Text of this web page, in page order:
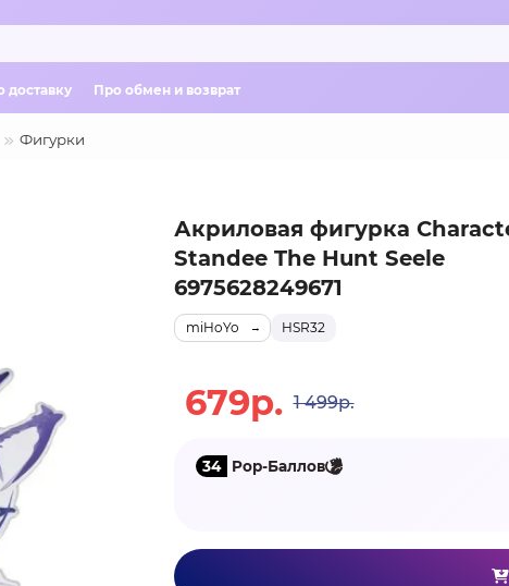
доставку Про обмен и возврат
Фигурки
Акриловая фигурка
Standee The Hunt Seele
6975628249671
HSR32
miHoYo
679р. 1 499р.
34 Pop-Баллов